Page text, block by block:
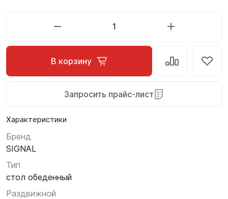
Характеристики
Бренд
SIGNAL
Тип
стол обеденный
Раздвижной
В корзину
Запросить прайс-лист